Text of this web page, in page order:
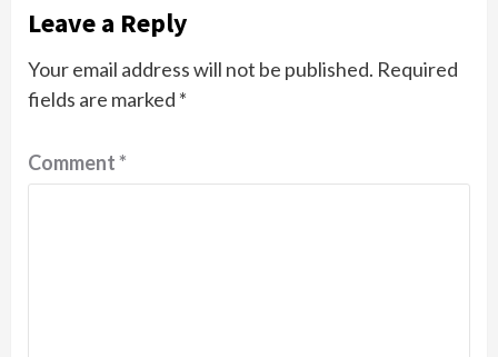
Leave a Reply
Your email address will not be published. Required
fields are marked *
Comment*